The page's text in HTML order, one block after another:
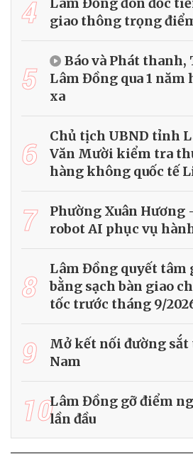
4
Lâm Đồng đôn đốc
giao thông trọng
5
Báo và Phát
Lâm Đồng qua 1 năm
xa
6
Chủ tịch UBND tỉnh
Văn Mười kiểm tra
hàng không quốc tế
7
Phường Xuân Hương
robot AI phục vụ
8
Lâm Đồng quyết tâm
bằng sạch bàn giao
tốc trước tháng 9/
9
Mở kết nối đường sắt
Nam
10Lâm Đồng gỡ điểm
lần đầu